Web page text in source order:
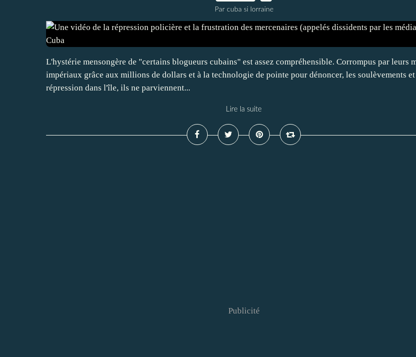
Par cuba si lorraine
L'hystérie mensongère de "certains blogueurs cubains" est assez compréhensible. Corrompus par leurs
impériaux grâce aux millions de dollars et à la technologie de pointe pour dénoncer, les soulèvements
répression dans l'île, ils ne parviennent...
Lire la suite
Publicité